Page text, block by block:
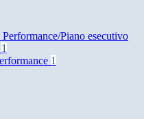
Piano esecutivo
1
1